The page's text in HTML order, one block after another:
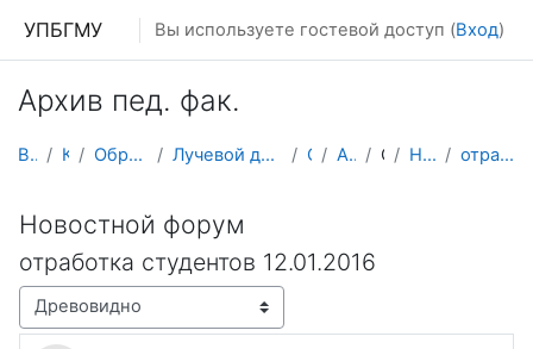
УПБГМУ Вы используете гостевой доступ (Вход)
Архив пед. фак.
В начало Кафедры Образование 2025-2026 уч.год Лучевой диагностики и лучевой терапии, ядерной мед... О курсе Архив пед. фак Общее Новостной форум отработка студентов 12.01.2016
Новостной форум
отработка студентов 12.01.2016
Режим отображения